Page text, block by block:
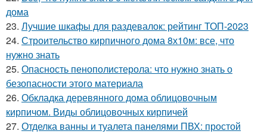
дома
23. Лучшие шкафы для раздевалок: рейтинг ТОП-2023
24. Строительство кирпичного дома 8х10м: все, что
нужно знать
25. Опасность пенополистерола: что нужно знать о
безопасности этого материала
26. Обкладка деревянного дома облицовочным
кирпичом. Виды облицовочных кирпичей
27. Отделка ванны и туалета панелями ПВХ: простой